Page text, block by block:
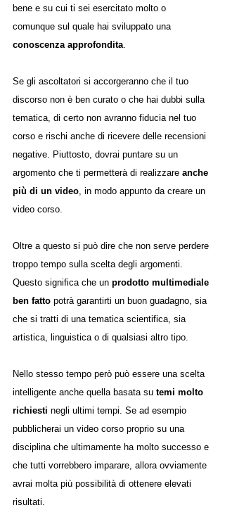
bene e su cui ti sei esercitato molto o
comunque sul quale hai sviluppato una
conoscenza approfondita.
Se gli ascoltatori si accorgeranno che il tuo
discorso non è ben curato o che hai dubbi sulla
tematica, di certo non avranno fiducia nel tuo
corso e rischi anche di ricevere delle recensioni
negative. Piuttosto, dovrai puntare su un
argomento che ti permetterà di realizzare anche
più di un video, in modo appunto da creare un
video corso.
Oltre a questo si può dire che non serve perdere
troppo tempo sulla scelta degli argomenti.
Questo significa che un prodotto multimediale
ben fatto potrà garantirti un buon guadagno, sia
che si tratti di una tematica scientifica, sia
artistica, linguistica o di qualsiasi altro tipo.
Nello stesso tempo però può essere una scelta
intelligente anche quella basata su temi molto
richiesti negli ultimi tempi. Se ad esempio
pubblicherai un video corso proprio su una
disciplina che ultimamente ha molto successo e
che tutti vorrebbero imparare, allora ovviamente
avrai molta più possibilità di ottenere elevati
risultati.